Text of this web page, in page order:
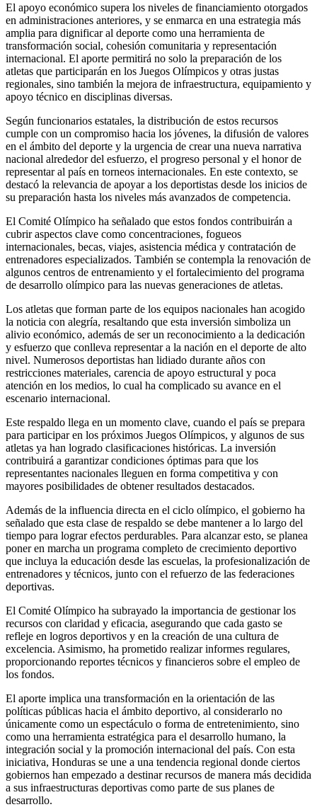
El apoyo económico supera los niveles de financiamiento otorgados
en administraciones anteriores, y se enmarca en una estrategia más
amplia para dignificar al deporte como una herramienta de
transformación social, cohesión comunitaria y representación
internacional. El aporte permitirá no solo la preparación de los
atletas que participarán en los Juegos Olímpicos y otras justas
regionales, sino también la mejora de infraestructura, equipamiento y
apoyo técnico en disciplinas diversas.
Según funcionarios estatales, la distribución de estos recursos
cumple con un compromiso hacia los jóvenes, la difusión de valores
en el ámbito del deporte y la urgencia de crear una nueva narrativa
nacional alrededor del esfuerzo, el progreso personal y el honor de
representar al país en torneos internacionales. En este contexto, se
destacó la relevancia de apoyar a los deportistas desde los inicios de
su preparación hasta los niveles más avanzados de competencia.
El Comité Olímpico ha señalado que estos fondos contribuirán a
cubrir aspectos clave como concentraciones, fogueos
internacionales, becas, viajes, asistencia médica y contratación de
entrenadores especializados. También se contempla la renovación de
algunos centros de entrenamiento y el fortalecimiento del programa
de desarrollo olímpico para las nuevas generaciones de atletas.
Los atletas que forman parte de los equipos nacionales han acogido
la noticia con alegría, resaltando que esta inversión simboliza un
alivio económico, además de ser un reconocimiento a la dedicación
y esfuerzo que conlleva representar a la nación en el deporte de alto
nivel. Numerosos deportistas han lidiado durante años con
restricciones materiales, carencia de apoyo estructural y poca
atención en los medios, lo cual ha complicado su avance en el
escenario internacional.
Este respaldo llega en un momento clave, cuando el país se prepara
para participar en los próximos Juegos Olímpicos, y algunos de sus
atletas ya han logrado clasificaciones históricas. La inversión
contribuirá a garantizar condiciones óptimas para que los
representantes nacionales lleguen en forma competitiva y con
mayores posibilidades de obtener resultados destacados.
Además de la influencia directa en el ciclo olímpico, el gobierno ha
señalado que esta clase de respaldo se debe mantener a lo largo del
tiempo para lograr efectos perdurables. Para alcanzar esto, se planea
poner en marcha un programa completo de crecimiento deportivo
que incluya la educación desde las escuelas, la profesionalización de
entrenadores y técnicos, junto con el refuerzo de las federaciones
deportivas.
El Comité Olímpico ha subrayado la importancia de gestionar los
recursos con claridad y eficacia, asegurando que cada gasto se
refleje en logros deportivos y en la creación de una cultura de
excelencia. Asimismo, ha prometido realizar informes regulares,
proporcionando reportes técnicos y financieros sobre el empleo de
los fondos.
El aporte implica una transformación en la orientación de las
políticas públicas hacia el ámbito deportivo, al considerarlo no
únicamente como un espectáculo o forma de entretenimiento, sino
como una herramienta estratégica para el desarrollo humano, la
integración social y la promoción internacional del país. Con esta
iniciativa, Honduras se une a una tendencia regional donde ciertos
gobiernos han empezado a destinar recursos de manera más decidida
a sus infraestructuras deportivas como parte de sus planes de
desarrollo.